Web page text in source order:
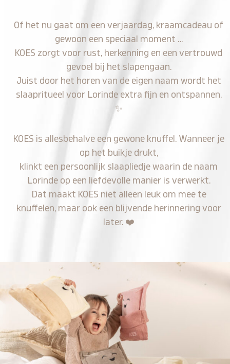
Of het nu gaat om een verjaardag, kraamcadeau of
gewoon een speciaal moment …
KOES zorgt voor rust, herkenning en een vertrouwd
gevoel bij het slapengaan.
Juist door het horen van de eigen naam wordt het
slaapritueel voor Lorinde extra fijn en ontspannen.
✨
KOES is allesbehalve een gewone knuffel. Wanneer je
op het buikje drukt,
klinkt een persoonlijk slaapliedje waarin de naam
Lorinde op een liefdevolle manier is verwerkt.
Dat maakt KOES niet alleen leuk om mee te
knuffelen, maar ook een blijvende herinnering voor
later. ❤️